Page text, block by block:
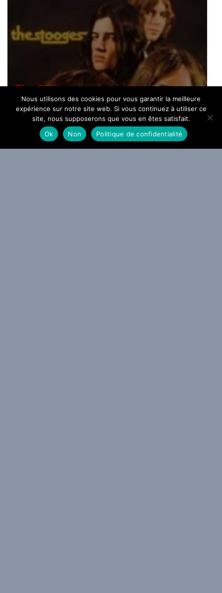
Nous utilisons des cookies pour vous garantir la meilleure
expérience sur notre site web. Si vous continuez à utiliser ce
site, nous supposerons que vous en êtes satisfait.
Ok
Non Politique de confidentialité